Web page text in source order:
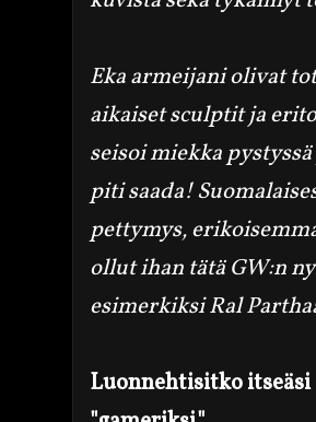
Eka armeijani olivat
aikaiset sculptit ja
seisoi miekka
piti saada!
pettymys,
ollut ihan tätä GW:n
esimerkiksi Ral
Luonnehtisitko itseäsi